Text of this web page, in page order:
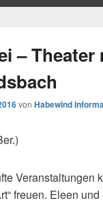
–
von Habewind
Veranstaltungen
freuen. Eleen